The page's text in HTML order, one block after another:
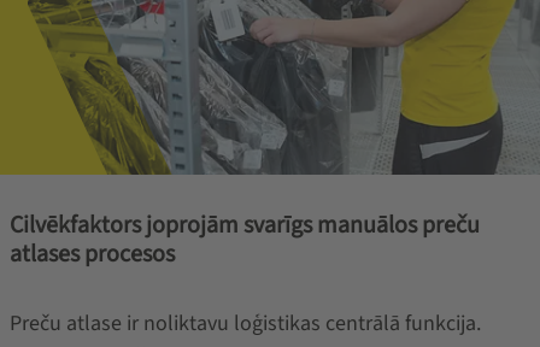
Cilvēkfaktors joprojām svarīgs manuālos preču
atlases procesos
Preču atlase ir noliktavu loģistikas centrālā funkcija.